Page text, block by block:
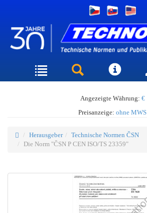
Angezeigte Währung: €
Preisanzeige: ohne MWS
Herausgeber
Technische Normen ČSN
Die Norm "ČSN P CEN ISO/TS 23359"